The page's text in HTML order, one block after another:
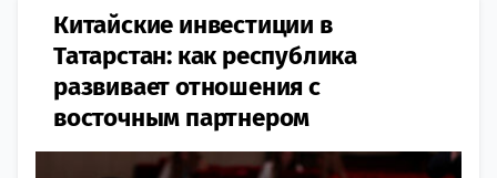
Китайские инвестиции в
Татарстан: как республика
развивает отношения с
восточным партнером